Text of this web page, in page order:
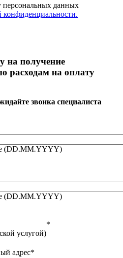
персональных данных
конфиденциальности.
на получение
расходам на оплату
звонка специалиста
(DD.MM.YYYY)
(DD.MM.YYYY)
услугой)
*
адрес*